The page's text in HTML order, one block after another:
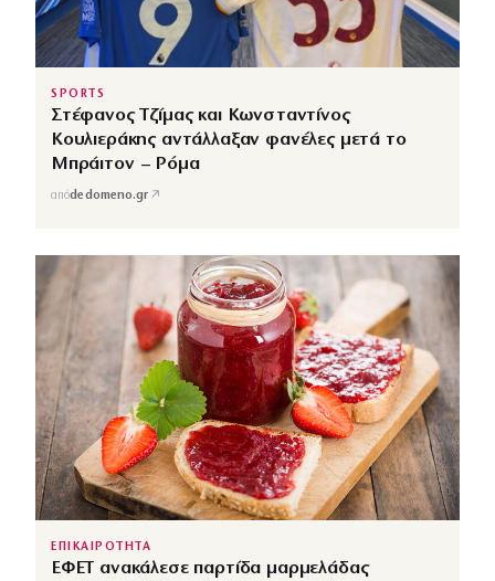
SPORTS
Στέφανος Τζίμας και Κωνσταντίνος
Κουλιεράκης αντάλλαξαν φανέλες μετά το
Μπράιτον – Ρόμα
απόdedomeno.gr ↗
ΕΠΙΚΑΙΡΟΤΗΤΑ
ΕΦΕΤ ανακάλεσε παρτίδα μαρμελάδας